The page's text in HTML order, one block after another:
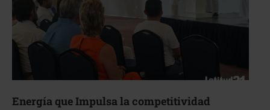
Energía que Impulsa la competitividad